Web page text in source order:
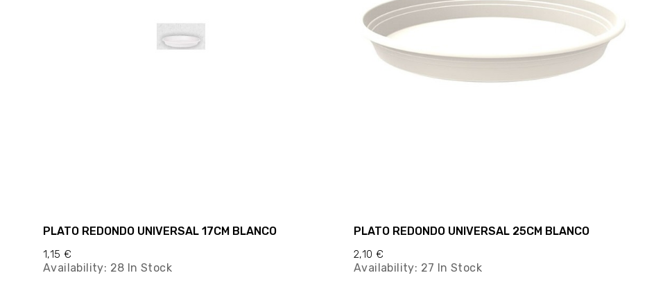
PLATO REDONDO UNIVERSAL 17CM BLANCO
1,15 €
Availability: 28 In Stock
PLATO REDONDO UNIVERSAL 25CM BLANCO
2,10 €
Availability: 27 In Stock